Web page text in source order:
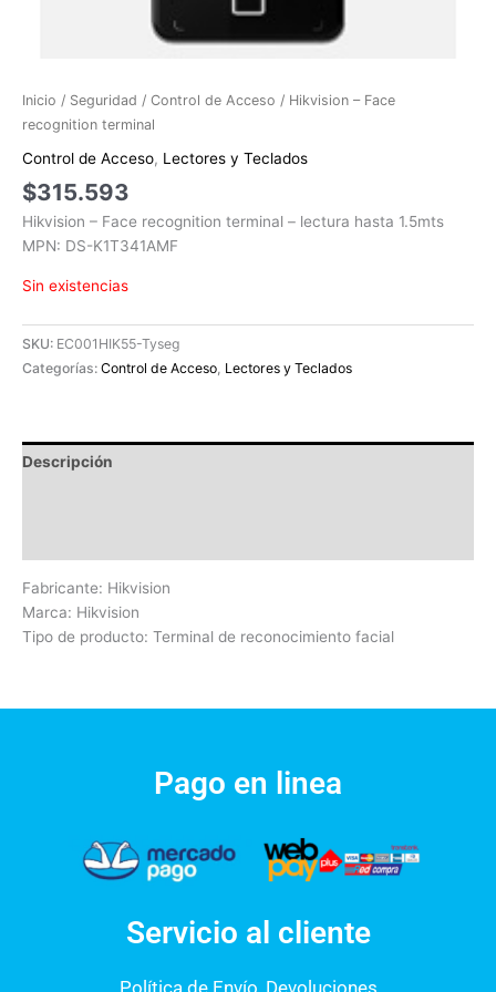
Inicio / Seguridad / Control de Acceso / Hikvision – Face
recognition terminal
Control de Acceso, Lectores y Teclados
$315.593
Hikvision – Face recognition terminal – lectura hasta 1.5mts
MPN: DS-K1T341AMF
Sin existencias
SKU: EC001HIK55-Tyseg
Categorías: Control de Acceso, Lectores y Teclados
Descripción
Fabricante: Hikvision
Marca: Hikvision
Tipo de producto: Terminal de reconocimiento facial
Pago en linea
Servicio al cliente